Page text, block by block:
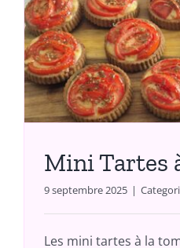
Mini Tartes
9 septembre 2025 |
Les mini tartes à la